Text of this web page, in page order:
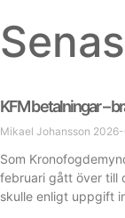
KFM betalningar –
Mikael Johansson
Som
februari gått över till
skulle enligt uppgift